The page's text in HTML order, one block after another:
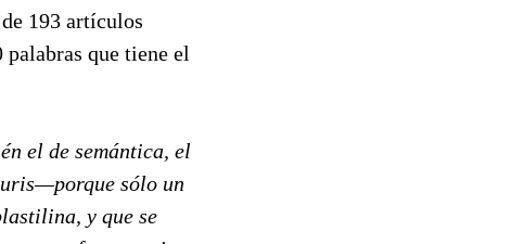
193 artículos
que tiene el
el de semántica, el
sólo un
y que se